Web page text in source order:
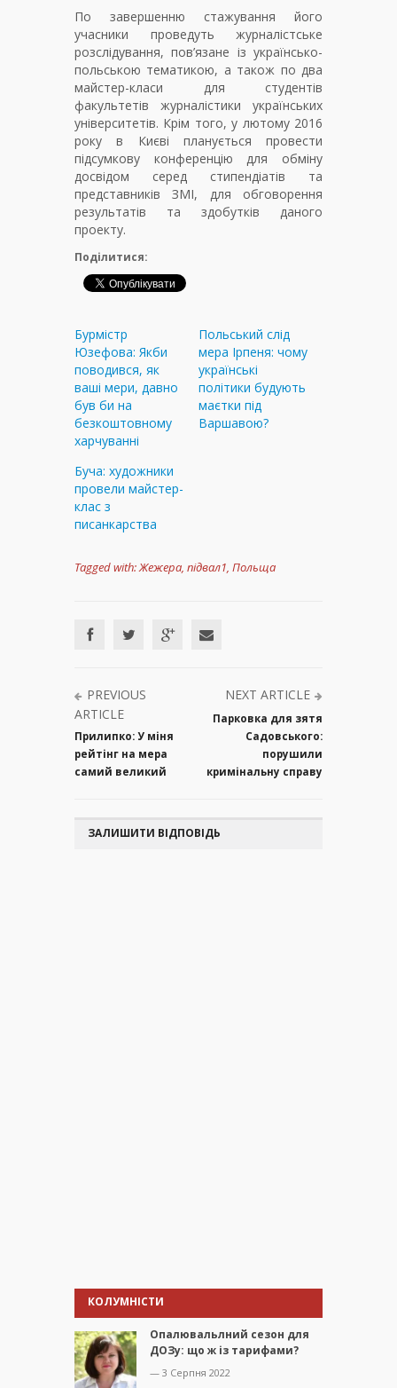
По завершенню стажування його
учасники проведуть журналістське
розслідування, пов’язане із українсько-
польською тематикою, а також по два
майстер-класи для студентів
факультетів журналістики українських
університетів. Крім того, у лютому 2016
року в Києві планується провести
підсумкову конференцію для обміну
досвідом серед стипендіатів та
представників ЗМІ, для обговорення
результатів та здобутків даного
проекту.
Поділитися:
Бурмістр
Юзефова: Якби
поводився, як
ваші мери, давно
був би на
безкоштовному
харчуванні
Польський слід
мера Ірпеня: чому
українські
політики будують
маєтки під
Варшавою?
Буча: художники
провели майстер-
клас з
писанкарства
Tagged with:Жежера, підвал1, Польща
PREVIOUS
ARTICLE
Прилипко: У міня
рейтінг на мера
самий великий
NEXT ARTICLE
Парковка для зятя
Садовського:
порушили
кримінальну справу
ЗАЛИШИТИ ВІДПОВІДЬ
КОЛУМНІСТИ
Опалювальлний сезон для
ДОЗу: що ж із тарифами?
— 3 Серпня 2022